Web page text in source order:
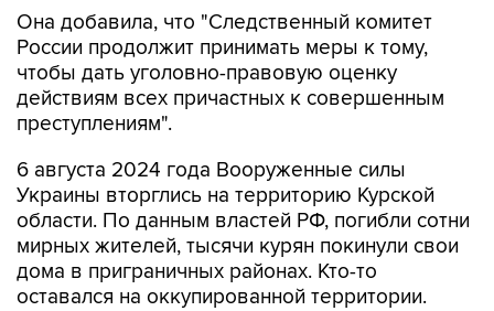
Она добавила, что "Cледственный комитет
России продолжит принимать меры к тому,
чтобы дать уголовно-правовую оценку
действиям всех причастных к совершенным
преступлениям".
6 августа 2024 года Вооруженные силы
Украины вторглись на территорию Курской
области. По данным властей РФ, погибли сотни
мирных жителей, тысячи курян покинули свои
дома в приграничных районах. Кто-то
оставался на оккупированной территории.